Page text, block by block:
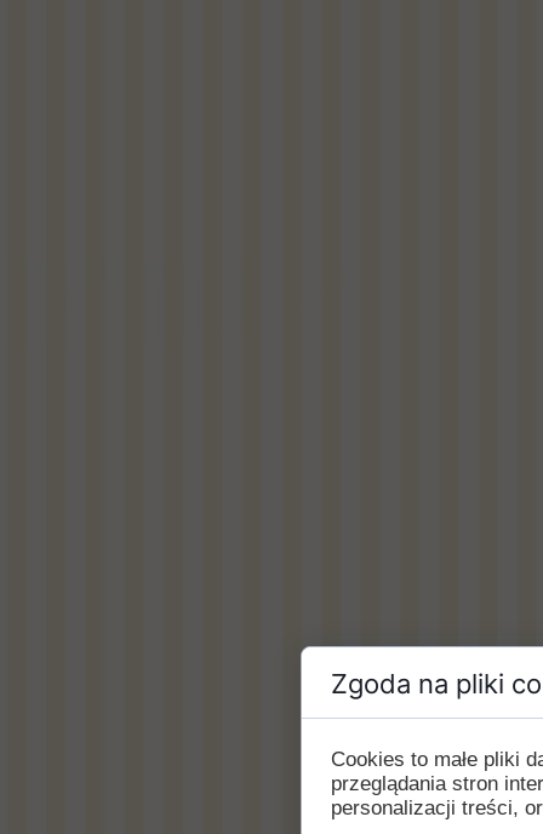
Zgoda na pliki
Cookies to małe pliki
przeglądania stron
personalizacji treści,